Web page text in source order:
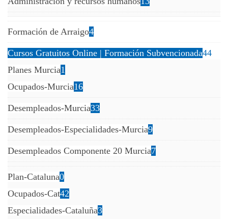
Formación de Arraigo4
Cursos Gratuitos Online | Formación Subvencionada44
Planes Murcia1
Ocupados-Murcia16
Desempleados-Murcia33
Desempleados-Especialidades-Murcia9
Desempleados Componente 20 Murcia7
Plan-Cataluna0
Ocupados-Cat42
Especialidades-Cataluña3